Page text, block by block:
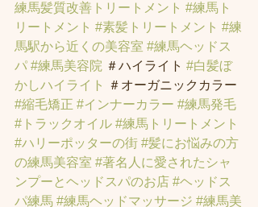
練馬髪質改善トリートメント #練馬ト
リートメント #素髪トリートメント #練
馬駅から近くの美容室 #練馬ヘッドス
パ #練馬美容院 ＃ハイライト #白髪ぼ
かしハイライト
＃オーガニックカラー
#縮毛矯正 #インナーカラー #練馬発毛
#トラックオイル #練馬トリートメント
#ハリーポッターの街 #髪にお悩みの方
の練馬美容室 #著名人に愛されたシャ
ンプーとヘッドスパのお店 #ヘッドス
パ練馬 #練馬ヘッドマッサージ #練馬美